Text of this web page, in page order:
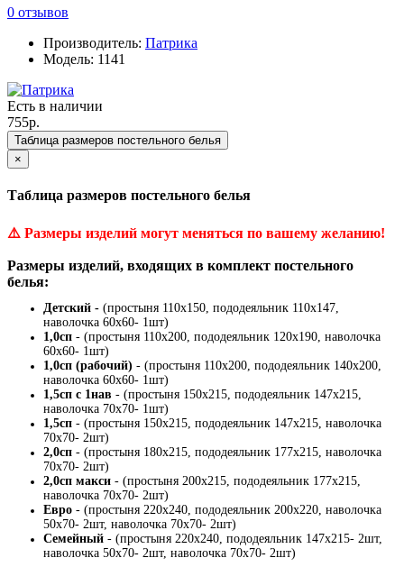
0 отзывов
Производитель: Патрика
Модель: 1141
Есть в наличии
755р.
Таблица размеров постельного белья
×
Таблица размеров постельного белья
⚠️ Размеры изделий могут меняться по вашему желанию!
Размеры изделий, входящих в комплект постельного
белья:
Детский - (простыня 110х150, пододеяльник 110х147,
наволочка 60х60- 1шт)
1,0сп - (простыня 110х200, пододеяльник 120х190, наволочка
60х60- 1шт)
1,0сп (рабочий) - (простыня 110х200, пододеяльник 140х200,
наволочка 60х60- 1шт)
1,5сп с 1нав - (простыня 150х215, пододеяльник 147х215,
наволочка 70х70- 1шт)
1,5сп - (простыня 150х215, пододеяльник 147х215, наволочка
70х70- 2шт)
2,0сп - (простыня 180х215, пододеяльник 177х215, наволочка
70х70- 2шт)
2,0сп макси - (простыня 200х215, пододеяльник 177х215,
наволочка 70х70- 2шт)
Евро - (простыня 220х240, пододеяльник 200х220, наволочка
50х70- 2шт, наволочка 70х70- 2шт)
Семейный - (простыня 220х240, пододеяльник 147х215- 2шт,
наволочка 50х70- 2шт, наволочка 70х70- 2шт)